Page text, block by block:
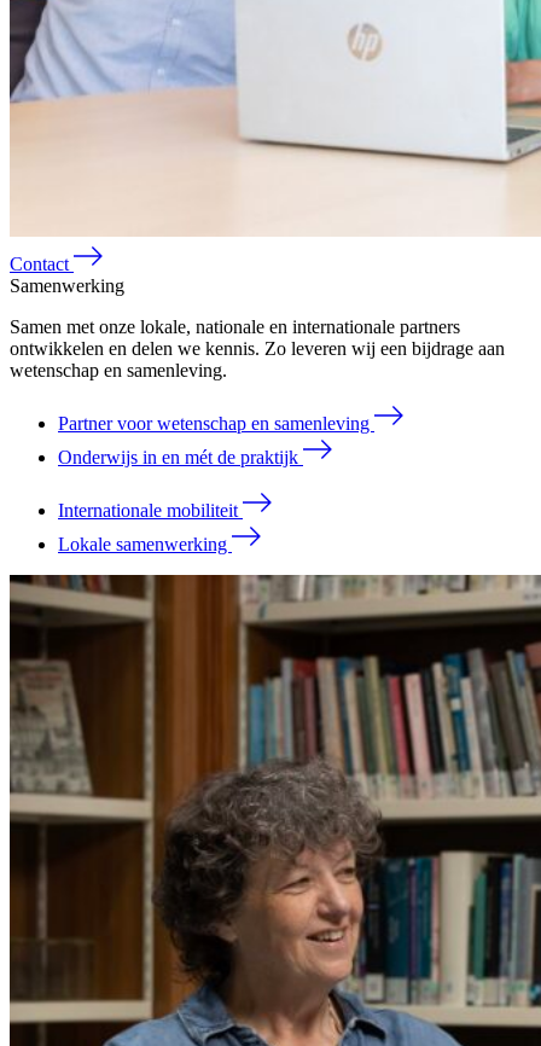
Contact
Samenwerking
Samen met onze lokale, nationale en internationale partners
ontwikkelen en delen we kennis. Zo leveren wij een bijdrage aan
wetenschap en samenleving.
Partner voor wetenschap en samenleving
Onderwijs in en mét de praktijk
Internationale mobiliteit
Lokale samenwerking